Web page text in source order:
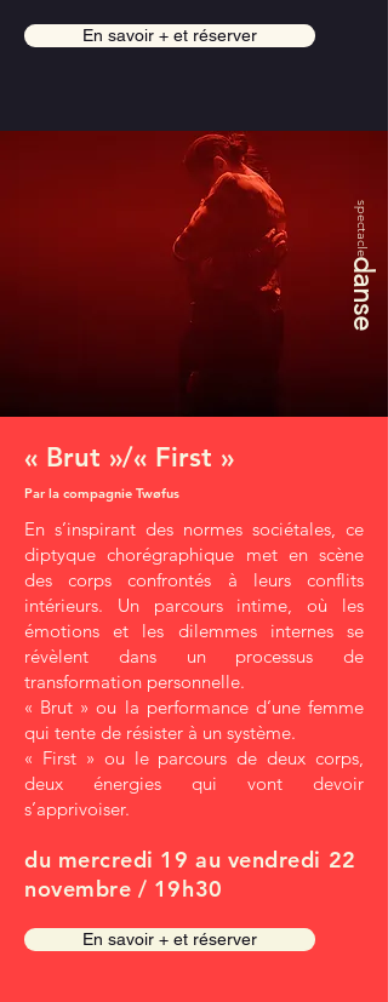
En savoir + et réserver
spectacle
danse
« Brut »/« First »
Par la compagnie Twøfus
En s’inspirant des normes sociétales, ce
diptyque chorégraphique met en scène
des corps confrontés à leurs conflits
intérieurs. Un parcours intime, où les
émotions et les dilemmes internes se
révèlent dans un processus de
transformation personnelle.
« Brut » ou la performance d’une femme
qui tente de résister à un système.
« First » ou le parcours de deux corps,
deux énergies qui vont devoir
s’apprivoiser.
du mercredi 19 au vendredi 22
novembre / 19h30
En savoir + et réserver